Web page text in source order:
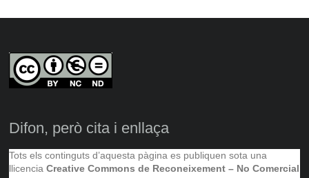
Difon, però cita i enllaça
Tots els continguts d’aquesta pàgina es publiquen sota una
llicenciaCreative Commons de Reconeixement – No Comercial